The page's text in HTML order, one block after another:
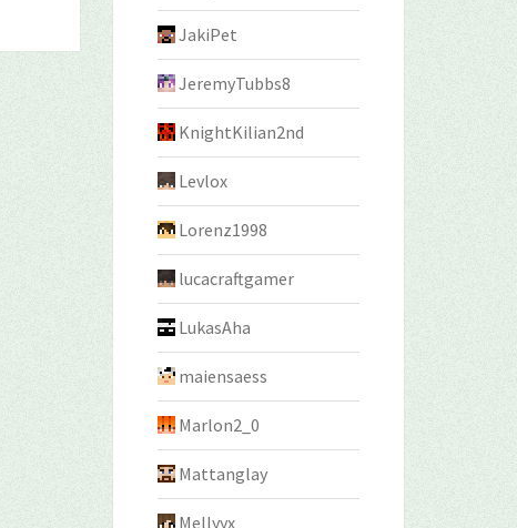
JakiPet
JeremyTubbs8
KnightKilian2nd
Levlox
Lorenz1998
lucacraftgamer
LukasAha
maiensaess
Marlon2_0
Mattanglay
Mellyyx